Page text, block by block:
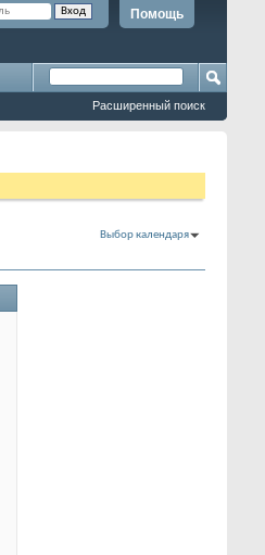
Помощь
Расширенный поиск
Выбор календаря